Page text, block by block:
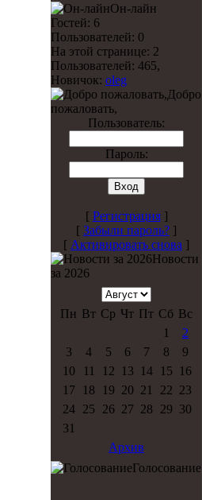
Он-лайн
Гостей: 6
Пользователей: 0
На этой странице: 2
Пользователей: 465,
Новичок: oleg
Добро
пожаловать,
Пользователь:
Пароль:
[ Регистрация]
[ Забыли пароль? ]
[ Активировать снова ]
Новости
за 2026
Пн Вт Ср Чт Пт Сб Вс
1
2
3
4 5 6 7 8
9
10
11 12 13 14 15
16
17
18 19 20 21 22 23
24
25 26 27 28 29 30
31
Архив
Голосование